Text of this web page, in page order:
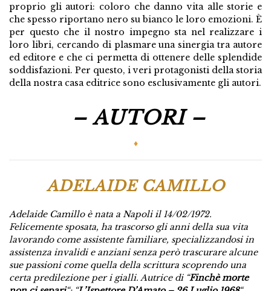
proprio gli autori: coloro che danno vita alle storie e
che spesso riportano nero su bianco le loro emozioni. È
per questo che il nostro impegno sta nel realizzare i
loro libri, cercando di plasmare una sinergia tra autore
ed editore e che ci permetta di ottenere delle splendide
soddisfazioni. Per questo, i veri protagonisti della storia
della nostra casa editrice sono esclusivamente gli autori.
– AUTORI –
♦
ADELAIDE CAMILLO
Adelaide Camillo è nata a Napoli il 14/02/1972.
Felicemente sposata, ha trascorso gli anni della sua vita
lavorando come assistente familiare, specializzandosi in
assistenza invalidi e anziani senza però trascurare alcune
sue passioni come quella della scrittura scoprendo una
certa predilezione per i gialli. Autrice di “Finchè morte